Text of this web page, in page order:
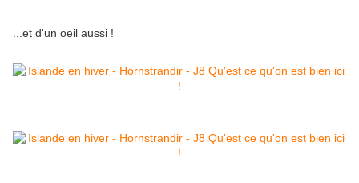
...et d'un oeil aussi !